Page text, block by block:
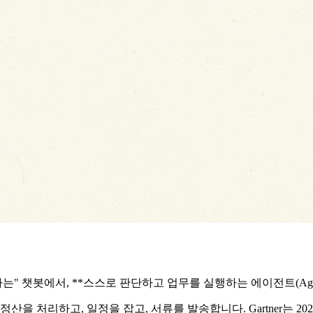
" 챗봇에서, **스스로 판단하고 업무를 실행하는 에이전트
을 처리하고, 일정을 잡고, 서류를 발송합니다. Gartner는